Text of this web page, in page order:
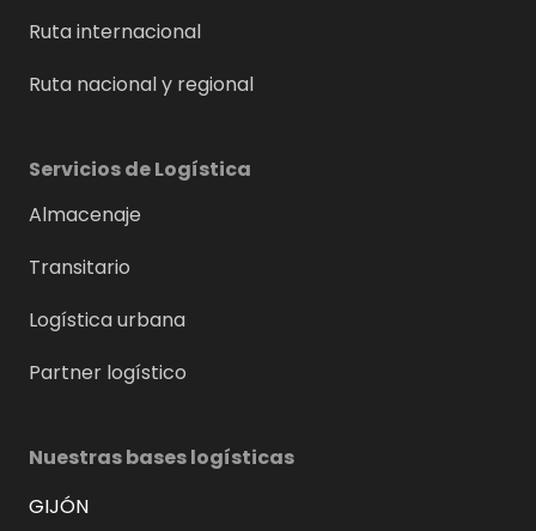
Ruta internacional
Ruta nacional y regional
Servicios de Logística
Almacenaje
Transitario
Logística urbana
Partner logístico
Nuestras bases logísticas
GIJÓN